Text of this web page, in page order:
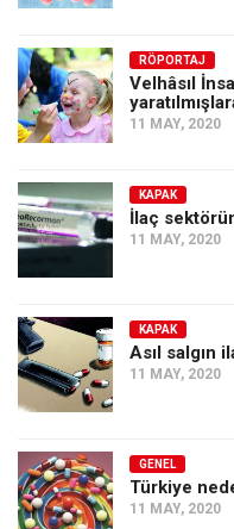
RÖPORTAJ
Velhâsıl
11 MAY, 2020
KAPAK
İlaç
11 MAY, 2020
KAPAK
Asıl salgın
11 MAY, 2020
GENEL
Türkiye
11 MAY, 2020